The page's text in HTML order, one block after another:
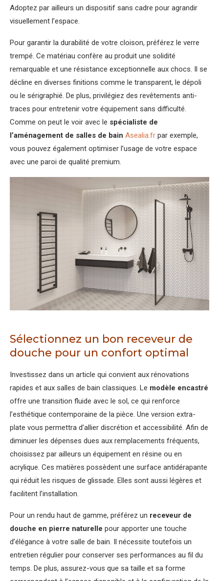
Adoptez par ailleurs un dispositif sans cadre pour agrandir
visuellement l’espace.
Pour garantir la durabilité de votre cloison, préférez le verre
trempé. Ce matériau confère au produit une solidité
remarquable et une résistance exceptionnelle aux chocs. Il se
décline en diverses finitions comme le transparent, le dépoli
ou le sérigraphié. De plus, privilégiez des revêtements anti-
traces pour entretenir votre équipement sans difficulté.
Comme on peut le voir avec le spécialiste de
l’aménagement de salles de bain Asealia.fr par exemple,
vous pouvez également optimiser l’usage de votre espace
avec une paroi de qualité premium.
Sélectionnez un bon receveur de
douche pour un confort optimal
Investissez dans un article qui convient aux rénovations
rapides et aux salles de bain classiques. Le modèle encastré
offre une transition fluide avec le sol, ce qui renforce
l’esthétique contemporaine de la pièce. Une version extra-
plate vous permettra d’allier discrétion et accessibilité. Afin de
diminuer les dépenses dues aux remplacements fréquents,
choisissez par ailleurs un équipement en résine ou en
acrylique. Ces matières possèdent une surface antidérapante
qui réduit les risques de glissade. Elles sont aussi légères et
facilitent l’installation.
Pour un rendu haut de gamme, préférez un receveur de
douche en pierre naturelle pour apporter une touche
d’élégance à votre salle de bain. Il nécessite toutefois un
entretien régulier pour conserver ses performances au fil du
temps. De plus, assurez-vous que sa taille et sa forme